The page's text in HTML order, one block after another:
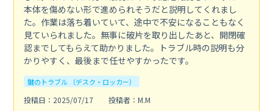
本体を傷めない形で進められそうだと説明してくれまし
た。作業は落ち着いていて、途中で不安になることもなく
見ていられました。無事に破片を取り出したあと、開閉確
認までしてもらえて助かりました。トラブル時の説明も分
かりやすく、最後まで任せやすかったです。
鍵のトラブル （デスク・ロッカー）
投稿日：2025/07/17
投稿者：M.M